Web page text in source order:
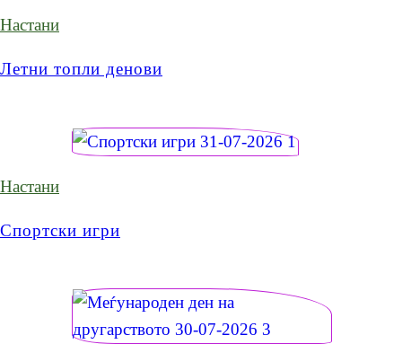
Настани
Летни топли денови
Настани
Спортски игри